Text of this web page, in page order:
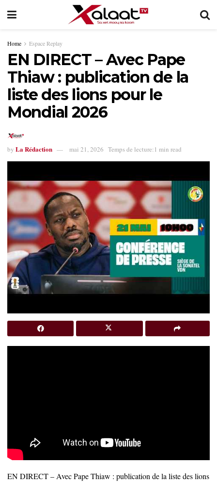
Home Espace Replay
EN DIRECT – Avec Pape
Thiaw : publication de la
liste des lions pour le
Mondial 2026
by La Rédaction mai 21, 2026 Temps de lecture:1 min read
EN DIRECT – Avec Pape Thiaw : publication de la liste des lions